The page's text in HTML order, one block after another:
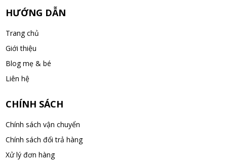
não Noguchi Ekisu 200 Viên
07/08/2026
Võ Huỳnh Lanh đã mua sản phẩm Viên uống tiền đình bổ não
Noguchi Ekisu 200 Viên
Thạch Quốc Lâm đã mua sản phẩm Sữa Meiji số 0 Hohoemi
07/08/2026
Ngô Quốc Cường đã mua sản phẩm Sữa Meiji số 0 Hohoemi
HƯỚNG DẪN
Trang chủ
Giới thiệu
Blog mẹ & bé
Liên hệ
CHÍNH SÁCH
Chính sách vận chuyển
Chính sách đổi trả hàng
Xử lý đơn hàng